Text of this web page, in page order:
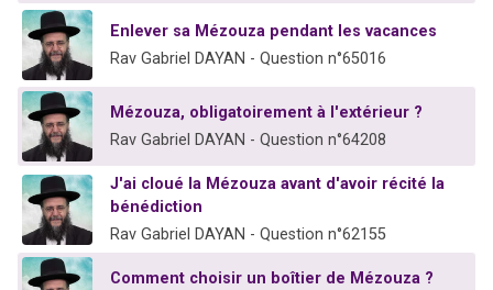
Enlever sa Mézouza pendant les vacances
Rav Gabriel DAYAN - Question n°65016
Mézouza, obligatoirement à l'extérieur ?
Rav Gabriel DAYAN - Question n°64208
J'ai cloué la Mézouza avant d'avoir récité la
bénédiction
Rav Gabriel DAYAN - Question n°62155
Comment choisir un boîtier de Mézouza ?